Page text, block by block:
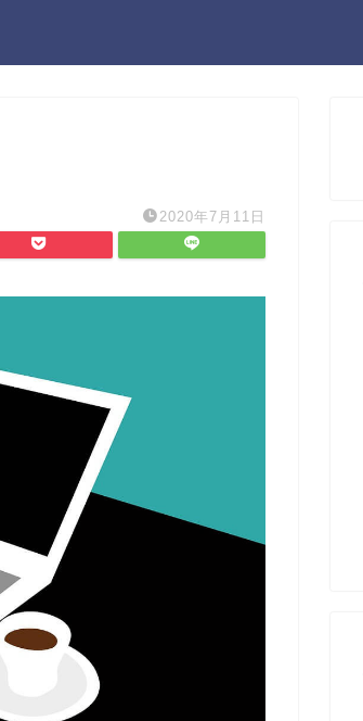
2020年7月11日